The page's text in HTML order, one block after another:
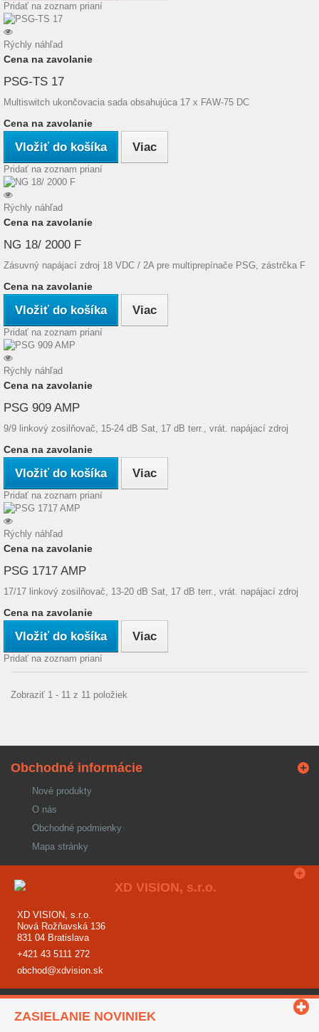
Pridať na zoznam prianí
Rýchly náhľad
Cena na zavolanie
PSG-TS 17
Multiswitch ukončovacia sada obsahujúca 17 x FAW-75 DC
Cena na zavolanie
Vložiť do košíka Viac
Pridať na zoznam prianí
Rýchly náhľad
Cena na zavolanie
NG 18/ 2000 F
Zásuvný napájací zdroj 18 VDC / 2A pre multiprepínače PSG, zástrčka F
Cena na zavolanie
Vložiť do košíka Viac
Pridať na zoznam prianí
Rýchly náhľad
Cena na zavolanie
PSG 909 AMP
9/9 linkový zosilňovač, 15-24 dB Sat, 17 dB terr., vrát. napájací zdroj
Cena na zavolanie
Vložiť do košíka Viac
Pridať na zoznam prianí
Rýchly náhľad
Cena na zavolanie
PSG 1717 AMP
17/17 linkový zosilňovač, 13-20 dB Sat, 17 dB terr., vrát. napájací zdroj
Cena na zavolanie
Vložiť do košíka Viac
Pridať na zoznam prianí
Zobraziť 1 - 11 z 11 položiek
Obchodné informácie
Nové produkty
O nás
Obchodné podmienky
Mapa stránky
XD VISION, s.r.o.
Nová Rožňavská 136
831 04 Bratislava
+421 43 5111 272
obchod@xdvision.sk
ZASIELANIE NOVINIEK